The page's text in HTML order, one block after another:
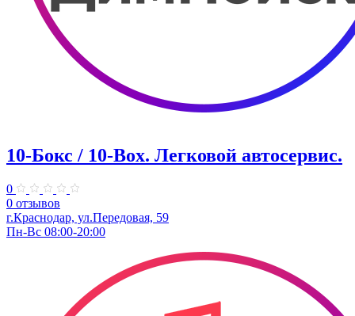
10-Бокс / 10-Box. ​Легковой автосервис.
0
0 отзывов
г.Краснодар, ул.Передовая, 59
Пн-Вс 08:00-20:00